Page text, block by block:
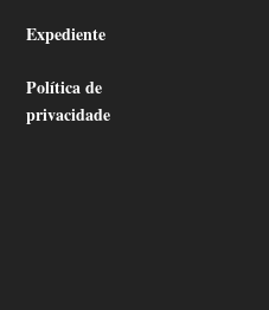
Expediente
Política de
privacidade